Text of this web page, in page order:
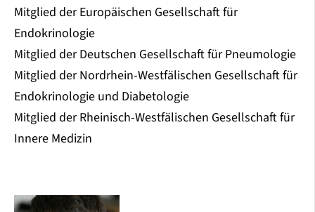
Mitglied der Europäischen Gesellschaft für
Endokrinologie
Mitglied der Deutschen Gesellschaft für Pneumologie
Mitglied der Nordrhein-Westfälischen Gesellschaft für
Endokrinologie und Diabetologie
Mitglied der Rheinisch-Westfälischen Gesellschaft für
Innere Medizin